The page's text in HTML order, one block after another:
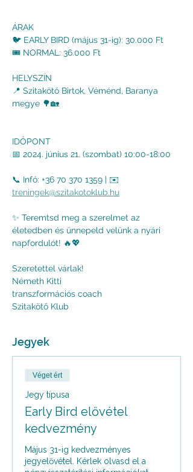
ÁRAK
🐦 EARLY BIRD (május 31-ig): 30.000 Ft
🎟 NORMAL: 36.000 Ft
HELYSZÍN
📍 Szitakötő Birtok, Véménd, Baranya
megye 🌳🏡
IDŐPONT
📅 2024. június 21. (szombat) 10:00-18:00
📞 Infó: +36 70 370 1359 | ✉️
treningek@szitakotoklub.hu
✨ Teremtsd meg a szerelmet az
életedben és ünnepeld velünk a nyári
napfordulót! 🔥💖
Szeretettel várlak!
Németh Kitti
transzformációs coach
Szitakötő Klub
Jegyek
Véget ért
Jegy típusa
Early Bird elővétel
kedvezmény
Május 31-ig kedvezményes
jegyelővétel. Kérlek olvasd el a